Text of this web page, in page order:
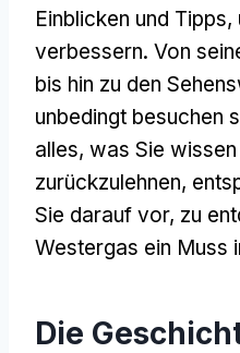
Einblicken und
verbessern. Von
bis hin zu den
unbedingt besuchen
alles, was Sie
zurückzulehnen,
Sie darauf vor, zu
Westergas ein Muss
Die